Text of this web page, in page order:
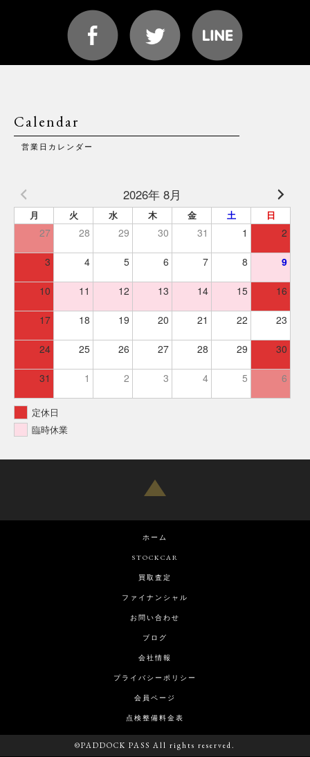
Calendar
営業日カレンダー
2026年 8月
月 火 水 木 金 土 日
27 28 29 30 31 1 2
3 4 5 6 7 8 9
10 11 12 13 14 15 16
17 18 19 20 21 22 23
24 25 26 27 28 29 30
31 1 2 3 4 5 6
定休日
臨時休業
ホーム
STOCKCAR
買取査定
ファイナンシャル
お問い合わせ
ブログ
会社情報
プライバシーポリシー
会員ページ
点検整備料金表
©PADDOCK PASS All rights reserved.